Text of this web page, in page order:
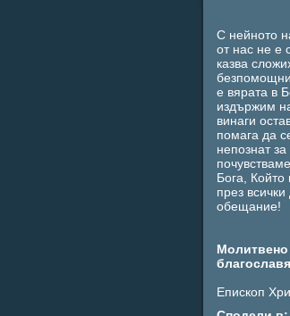
С нейното
от нас не е
казва
е вярата в
издържим
винаги
помага да
непознат
Бога, Който
през
обещание!
Молитвено
Епископ